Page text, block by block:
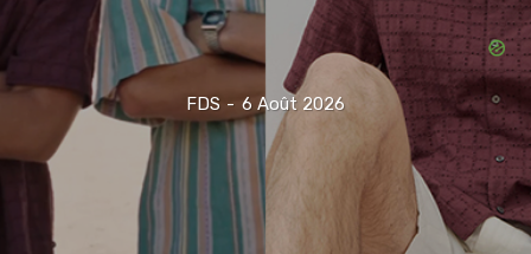
FDS - 6 Août 2026